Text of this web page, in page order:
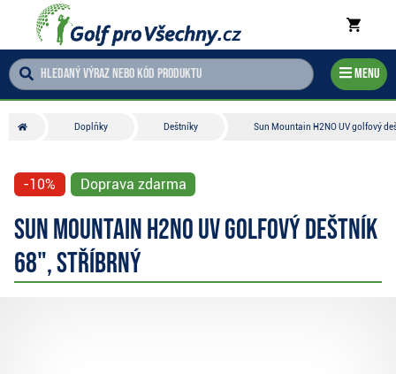
Menu
Doplňky Deštníky Sun Mountain H2NO UV golfový
-10% Doprava zdarma
Sun Mountain H2NO UV golfový deštník
68", stříbrný